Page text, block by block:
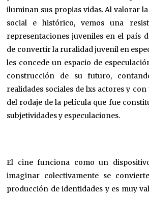
iluminan sus propias vidas. Al valorar
social e histórico, vemos una
representaciones juveniles en el país
de convertir la ruralidad juvenil en
les concede un espacio de
construcción de su futuro,
realidades sociales de lxs actores y
del rodaje de la película que fue
subjetividades y especulaciones.
El cine funciona como un
imaginar colectivamente se
producción de identidades y es muy